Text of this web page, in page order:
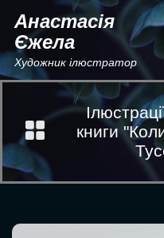
Анастасія
Єжела
Художник ілюстратор
книги